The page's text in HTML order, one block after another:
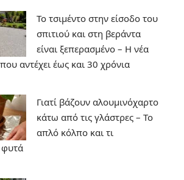
Το τσιμέντο στην είσοδο του
σπιτιού και στη βεράντα
είναι ξεπερασμένο – Η νέα
αντέχει έως και 30 χρόνια
Γιατί βάζουν αλουμινόχαρτο
κάτω από τις γλάστρες – Το
απλό κόλπο και τι
φυτά